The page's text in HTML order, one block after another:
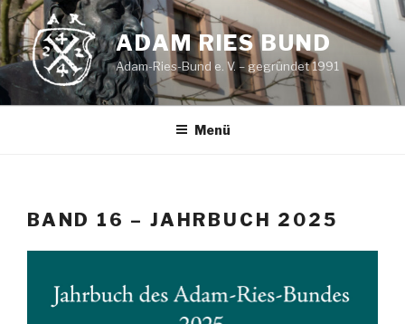
Zum
Inhalt
springen
ADAM RIES BUND
Adam-Ries-Bund e. V. – gegründet 1991
Menü
BAND 16 – JAHRBUCH 2025